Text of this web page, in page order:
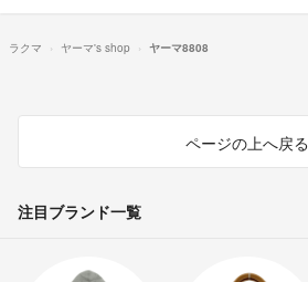
ラクマ ヤーマ's shop ヤーマ8808
ページの上へ戻る
注目ブランド一覧